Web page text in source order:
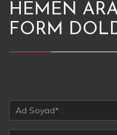
HEMEN
FORM